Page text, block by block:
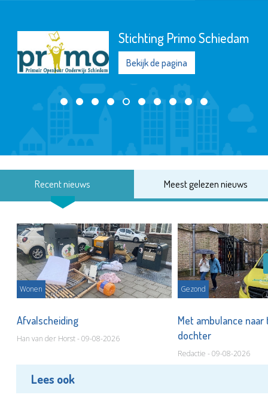
Stichting Primo Schiedam
Bekijk de pagina
Recent nieuws Meest gelezen nieuws
Wonen
Afvalscheiding
Han van der Horst - 09-08-2026
Gezond
Met ambulance
dochter
Redactie - 09-08-2026
Lees ook